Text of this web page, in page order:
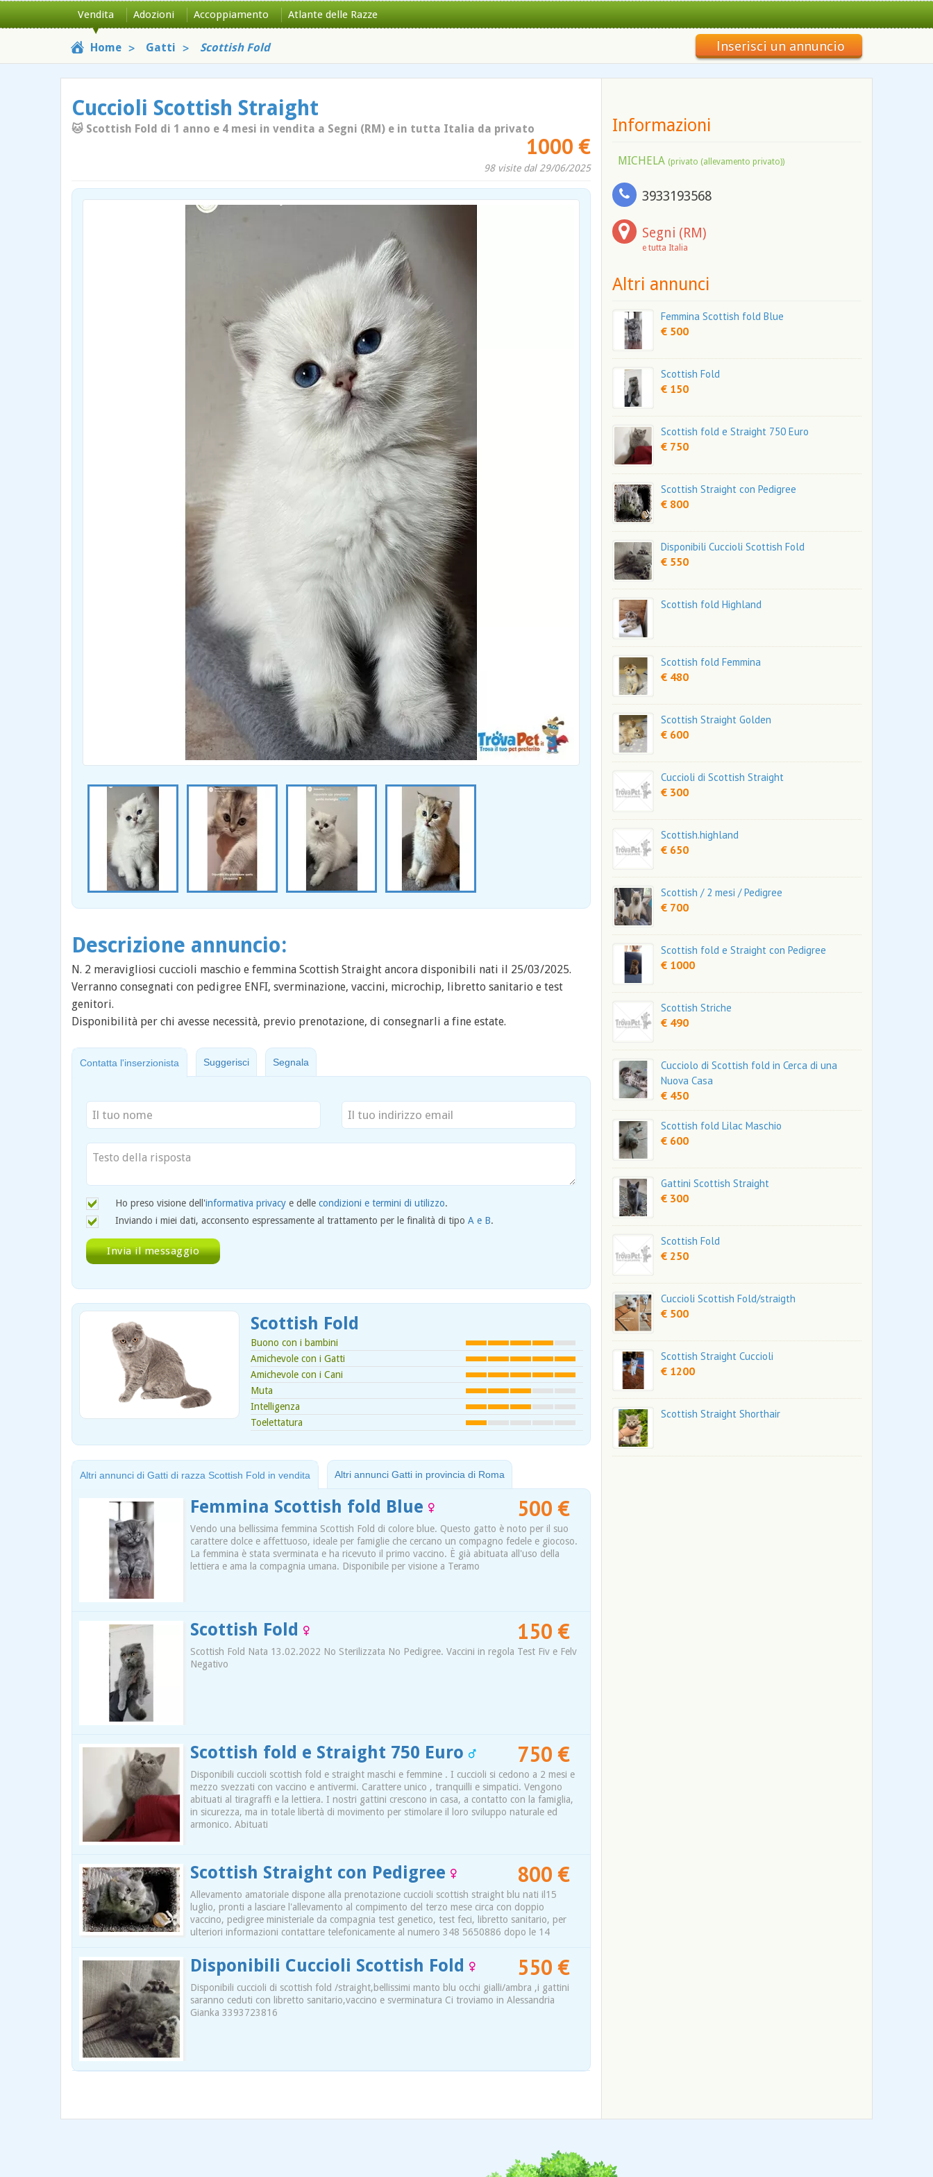
Vendita Adozioni Accoppiamento Atlante delle Razze
Home Gatti Scottish Fold Inserisci un annuncio
Cuccioli Scottish Straight
🐱 Scottish Fold di 1 anno e 4 mesi in vendita a Segni (RM) e in tutta Italia da privato
1000 €
98 visite dal 29/06/2025
Descrizione annuncio:
N. 2 meravigliosi cuccioli maschio e femmina Scottish Straight ancora disponibili nati il 25/03/2025.
Verranno consegnati con pedigree ENFI, sverminazione, vaccini, microchip, libretto sanitario e test
genitori.
Disponibilità per chi avesse necessità, previo prenotazione, di consegnarli a fine estate.
Contatta l'inserzionista Suggerisci Segnala
Ho preso visione dell'informativa privacy e delle condizioni e termini di utilizzo.
Inviando i miei dati, acconsento espressamente al trattamento per le finalità di tipo A e B.
Scottish Fold
Buono con i bambini
Amichevole con i Gatti
Amichevole con i Cani
Muta
Intelligenza
Toelettatura
Altri annunci di Gatti di razza Scottish Fold in vendita Altri annunci Gatti in provincia di Roma
Femmina Scottish fold Blue 500 €
Vendo una bellissima femmina Scottish Fold di colore blue. Questo gatto è noto per il suo
carattere dolce e affettuoso, ideale per famiglie che cercano un compagno fedele e giocoso.
La femmina è stata sverminata e ha ricevuto il primo vaccino. È già abituata all'uso della
lettiera e ama la compagnia umana. Disponibile per visione a Teramo
Scottish Fold 150 €
Scottish Fold Nata 13.02.2022 No Sterilizzata No Pedigree. Vaccini in regola Test Fiv e Felv
Negativo
Scottish fold e Straight 750 Euro 750 €
Disponibili cuccioli scottish fold e straight maschi e femmine . I cuccioli si cedono a 2 mesi e
mezzo svezzati con vaccino e antivermi. Carattere unico , tranquilli e simpatici. Vengono
abituati al tiragraffi e la lettiera. I nostri gattini crescono in casa, a contatto con la famiglia,
in sicurezza, ma in totale libertà di movimento per stimolare il loro sviluppo naturale ed
armonico. Abituati
Scottish Straight con Pedigree 800 €
Allevamento amatoriale dispone alla prenotazione cuccioli scottish straight blu nati il15
luglio, pronti a lasciare l'allevamento al compimento del terzo mese circa con doppio
vaccino, pedigree ministeriale da compagnia test genetico, test feci, libretto sanitario, per
ulteriori informazioni contattare telefonicamente al numero 348 5650886 dopo le 14
Disponibili Cuccioli Scottish Fold 550 €
Disponibili cuccioli di scottish fold /straight,bellissimi manto blu occhi gialli/ambra ,i gattini
saranno ceduti con libretto sanitario,vaccino e sverminatura Ci troviamo in Alessandria
Gianka 3393723816
Informazioni
MICHELA (privato (allevamento privato))
3933193568
Segni (RM)
e tutta Italia
Altri annunci
Femmina Scottish fold Blue
€ 500
Scottish Fold
€ 150
Scottish fold e Straight 750 Euro
€ 750
Scottish Straight con Pedigree
€ 800
Disponibili Cuccioli Scottish Fold
€ 550
Scottish fold Highland
Scottish fold Femmina
€ 480
Scottish Straight Golden
€ 600
Cuccioli di Scottish Straight
€ 300
Scottish.highland
€ 650
Scottish / 2 mesi / Pedigree
€ 700
Scottish fold e Straight con Pedigree
€ 1000
Scottish Striche
€ 490
Cucciolo di Scottish fold in Cerca di una
Nuova Casa
€ 450
Scottish fold Lilac Maschio
€ 600
Gattini Scottish Straight
€ 300
Scottish Fold
€ 250
Cuccioli Scottish Fold/straigth
€ 500
Scottish Straight Cuccioli
€ 1200
Scottish Straight Shorthair